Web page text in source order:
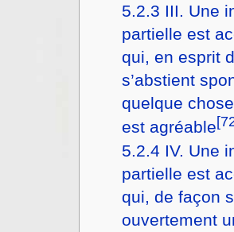
5.2.3 III. Une
partielle est
qui, en esprit
s’abstient
quelque
est agréable
5.2.4 IV. Une
partielle est
qui, de façon
ouvertement